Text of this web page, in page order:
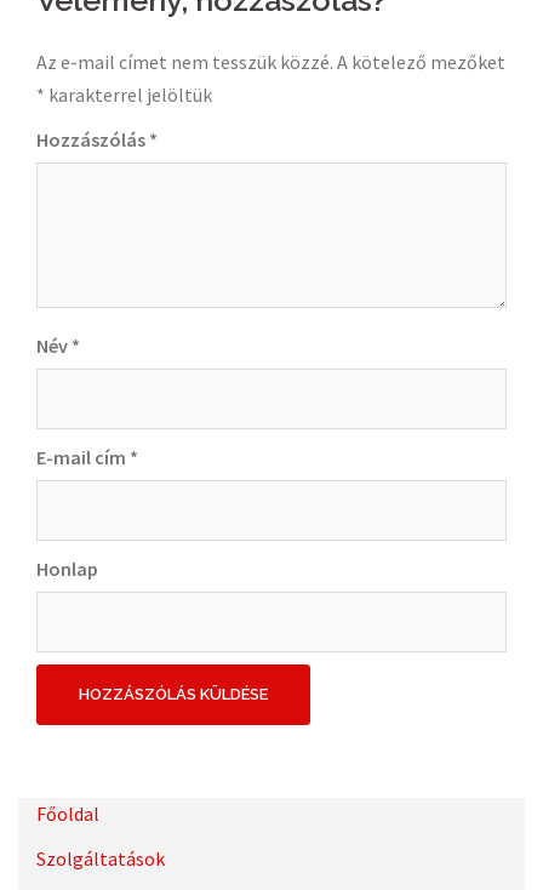
Az e-mail címet nem tesszük közzé. A kötelező mezőket
* karakterrel jelöltük
Hozzászólás *
Név *
E-mail cím *
Honlap
Főoldal
Szolgáltatások